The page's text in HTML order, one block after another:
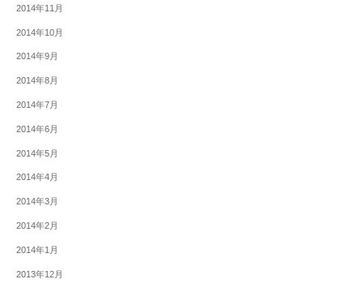
2014年11月
2014年10月
2014年9月
2014年8月
2014年7月
2014年6月
2014年5月
2014年4月
2014年3月
2014年2月
2014年1月
2013年12月